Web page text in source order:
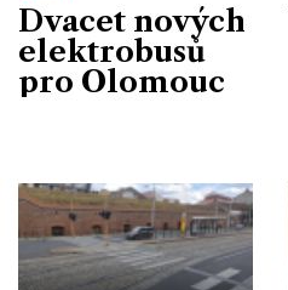
Dvacet nových
elektrobusů
pro Olomouc